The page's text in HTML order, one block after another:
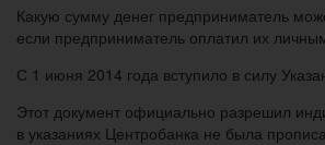
Какую сумму денег предприниматель
если предприниматель оплатил их
С 1 июня 2014 года вступило в силу
Этот документ официально разрешил
в указаниях Центробанка не была